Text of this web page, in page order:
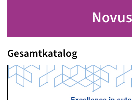
Novus
Gesamtkatalog